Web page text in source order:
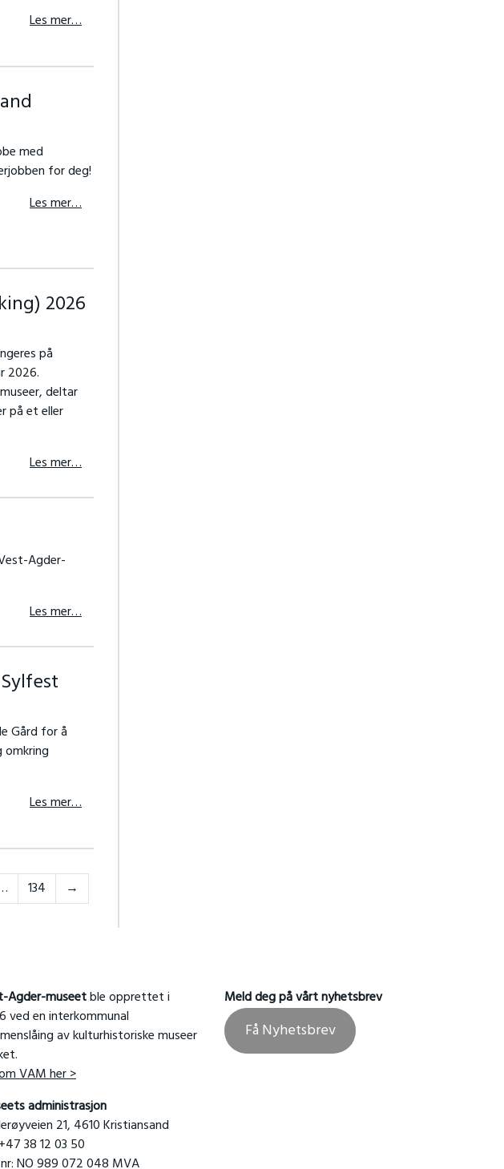
Les mer…
med
for deg!
Les mer…
2026
på
2026.
deltar
på et eller
Les mer…
Agder-
Les mer…
Gård for å
Les mer…
134 →
Agder-museetble opprettet i
ved en interkommunal
av kulturhistoriske museer
VAM her >
administrasjon
21, 4610 Kristiansand
38 12 03 50
NO 989 072 048 MVA
Meld deg på vårt nyhetsbrev
Få Nyhetsbrev